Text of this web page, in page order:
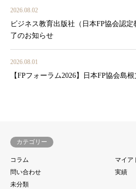
2026.08.02
ビジネス教育出版社（日本FP協会認
了のお知らせ
2026.08.01
【FPフォーラム2026】日本FP協会島
カテゴリー
コラム
マイア
問い合わせ
実績
未分類